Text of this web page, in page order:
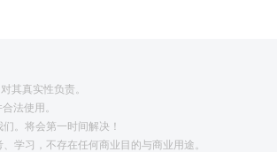
其真实性负责。
法使用。
。将会第一时间解决！
学习，不存在任何商业目的与商业用途。